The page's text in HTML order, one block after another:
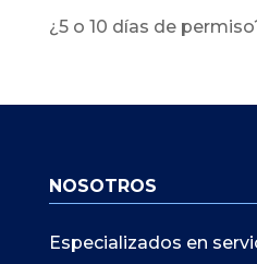
¿5 o 10 días de
NOSOTROS
Especializados en